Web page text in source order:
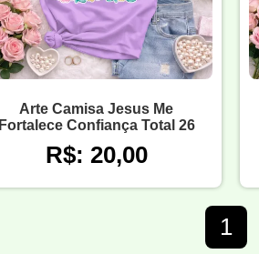
Arte Camisa Jesus Me
Fortalece Confiança Total 26
R$: 20,00
1